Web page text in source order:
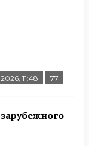
11:48 77